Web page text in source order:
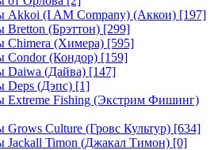
Akkoi (I AM Company) (Аккои) [197]
Bretton (Брэттон) [299]
Chimera (Химера) [595]
Condor (Кондор) [159]
Daiwa (Дайва) [147]
Deps (Дэпс) [1]
Extreme Fishing (Экстрим Фишинг)
Grows Culture (Гровс Культур) [634]
Jackall Timon (Джакал Тимон) [0]